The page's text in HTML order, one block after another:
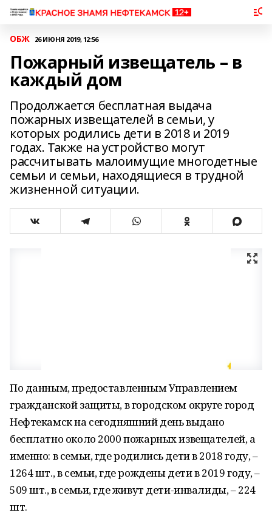
ОБЖ 26 ИЮНЯ 2019, 12:56
Пожарный извещатель – в
каждый дом
Продолжается бесплатная выдача
пожарных извещателей в семьи, у
которых родились дети в 2018 и 2019
годах. Также на устройство могут
рассчитывать малоимущие многодетные
семьи и семьи, находящиеся в трудной
жизненной ситуации.
По данным, предоставленным Управлением
гражданской защиты, в городском округе город
Нефтекамск на сегодняшний день выдано
бесплатно около 2000 пожарных извещателей, а
именно: в семьи, где родились дети в 2018 году, –
1264 шт., в семьи, где рождены дети в 2019 году, –
509 шт., в семьи, где живут дети-инвалиды, – 224
шт.